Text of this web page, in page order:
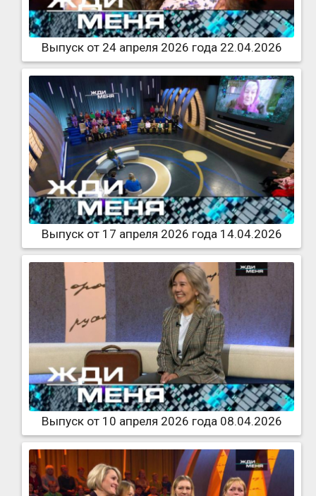
Выпуск от 24 апреля 2026 года 22.04.2026
Выпуск от 17 апреля 2026 года 14.04.2026
Выпуск от 10 апреля 2026 года 08.04.2026